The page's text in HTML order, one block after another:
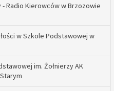
Radio Kierowców w Brzozowie
w Szkole Podstawowej w
im. Żołnierzy AK